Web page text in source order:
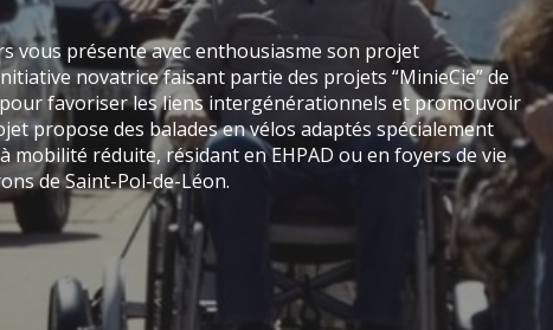
vous présente avec enthousiasme son projet
novatrice faisant partie des projets “MinieCie” de
pour favoriser les liens intergénérationnels et promouvoir
propose des balades en vélos adaptés spécialement
mobilité réduite, résidant en EHPAD ou en foyers de vie
de Saint-Pol-de-Léon.